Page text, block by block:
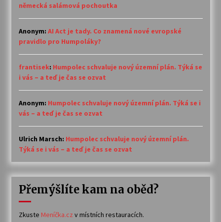
německá salámová pochoutka
Anonym: AI Act je tady. Co znamená nové evropské
pravidlo pro Humpoláky?
frantisek: Humpolec schvaluje nový územní plán. Týká se
i vás – a teď je čas se ozvat
Anonym: Humpolec schvaluje nový územní plán. Týká se i
vás – a teď je čas se ozvat
Ulrich Marsch: Humpolec schvaluje nový územní plán.
Týká se i vás – a teď je čas se ozvat
Přemýšlíte kam na oběd?
Zkuste Meníčka.cz v místních restauracích.